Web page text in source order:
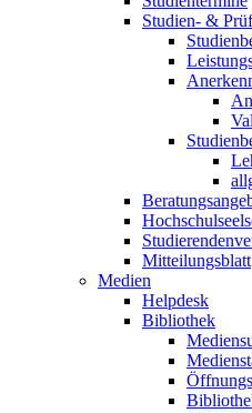
Studien- &
Mitteilungsblatt
Medien
Helpdesk
Bibliothek